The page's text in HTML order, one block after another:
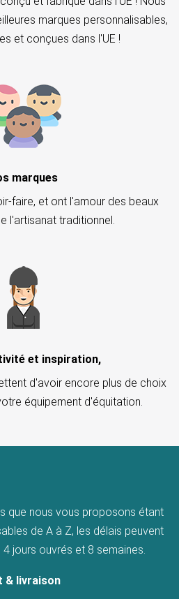
marques personnalisables,
et conçues dans l'UE !
marques
faire, et ont l'amour des beaux
l'artisanat traditionnel.
et inspiration,
d'avoir encore plus de choix
équipement d'équitation.
que nous vous proposons étant
de A à Z, les délais peuvent
4 jours ouvrés et 8 semaines.
& livraison